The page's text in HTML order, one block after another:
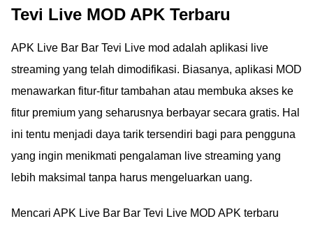
Tevi Live MOD APK Terbaru
APK Live Bar Bar Tevi Live mod adalah aplikasi live
streaming yang telah dimodifikasi. Biasanya, aplikasi MOD
menawarkan fitur-fitur tambahan atau membuka akses ke
fitur premium yang seharusnya berbayar secara gratis. Hal
ini tentu menjadi daya tarik tersendiri bagi para pengguna
yang ingin menikmati pengalaman live streaming yang
lebih maksimal tanpa harus mengeluarkan uang.
Mencari APK Live Bar Bar Tevi Live MOD APK terbaru